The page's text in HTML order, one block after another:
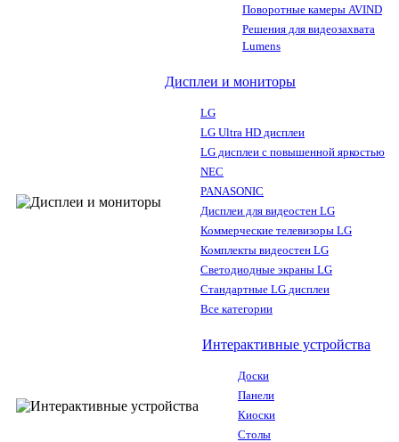
Поворотные камеры AVIND
Решения для видеозахвата
Lumens
Дисплеи и мониторы
LG
LG Ultra HD дисплеи
LG дисплеи с повышенной яркостью
NEC
PANASONIC
Дисплеи для видеостен LG
Коммерческие телевизоры LG
Комплекты видеостен LG
Светодиодные экраны LG
Стандартные LG дисплеи
Все категории
Интерактивные устройства
Доски
Панели
Киоски
Столы